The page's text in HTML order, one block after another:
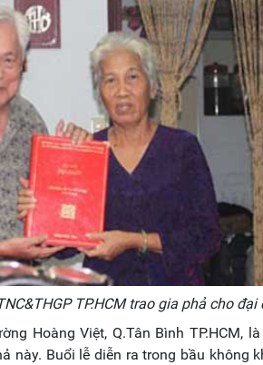
TP.HCM trao gia phả cho
Hoàng Việt, Q.Tân Bình TP.HCM,
này. Buổi lễ diễn ra trong bầu không